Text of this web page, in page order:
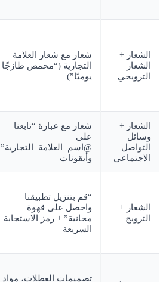
الشعار +
الشعار
الترويجي
شعار مع شعار العلامة
التجارية (“محمص طازجًا
يوميًا”)
الشعار +
وسائل
التواصل
الاجتماعي
شعار مع عبارة “تابعنا
على
@اسم_العلامة_التجارية”
وأيقونات
الشعار +
الترويج
“قم بتنزيل تطبيقنا
واحصل على قهوة
مجانية” + رمز الاستجابة
السريعة
تصميمات العطلات، مواد